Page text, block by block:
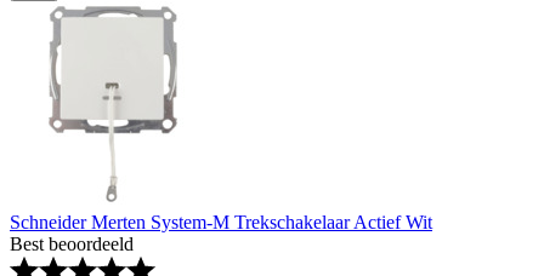
Schneider Merten System-M Trekschakelaar Actief Wit
Best beoordeeld